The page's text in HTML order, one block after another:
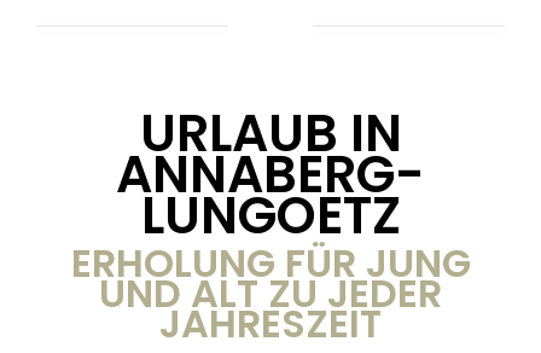
URLAUB IN
ANNABERG-
LUNGOETZ
ERHOLUNG FÜR JUNG
UND ALT ZU JEDER
JAHRESZEIT